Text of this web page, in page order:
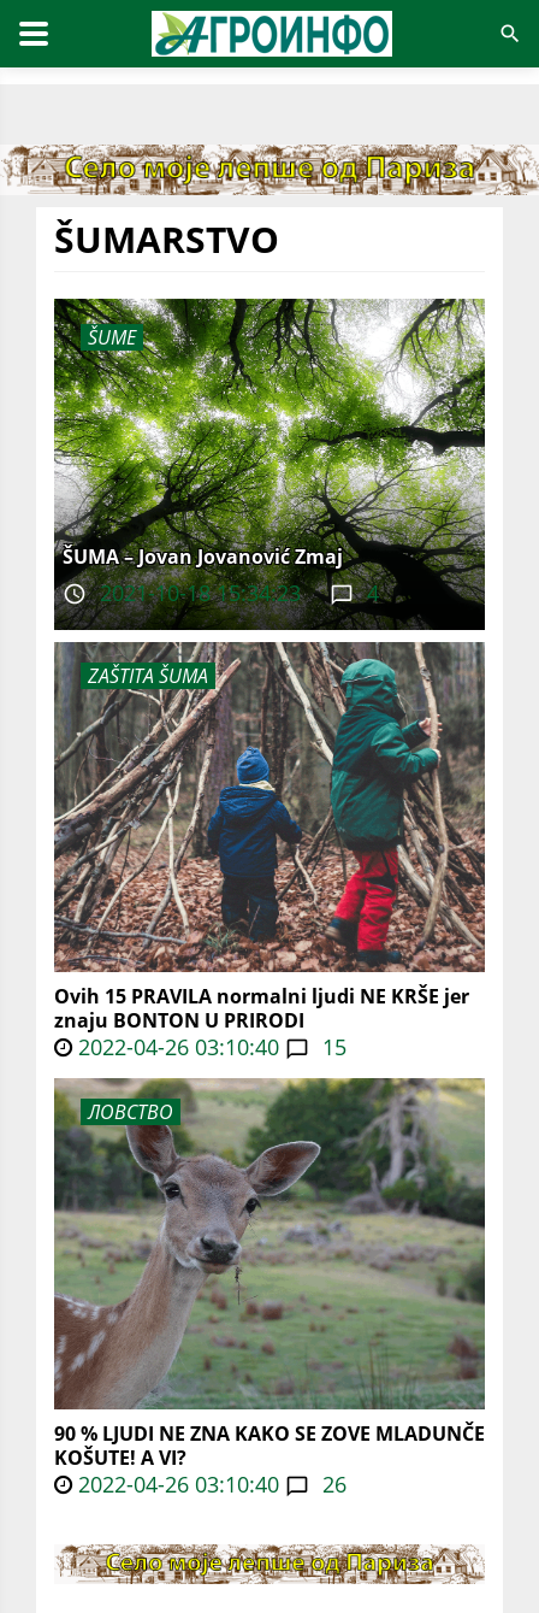
ŠUMARSTVO
ŠUME
ŠUMA – Jovan Jovanović Zmaj
2021-10-18 15:34:23 4
ZAŠTITA ŠUMA
Ovih 15 PRAVILA normalni ljudi NE KRŠE jer
znaju BONTON U PRIRODI
2022-04-26 03:10:40 15
ЛОВСТВО
90 % LJUDI NE ZNA KAKO SE ZOVE MLADUNČE
KOŠUTE! A VI?
2022-04-26 03:10:40 26